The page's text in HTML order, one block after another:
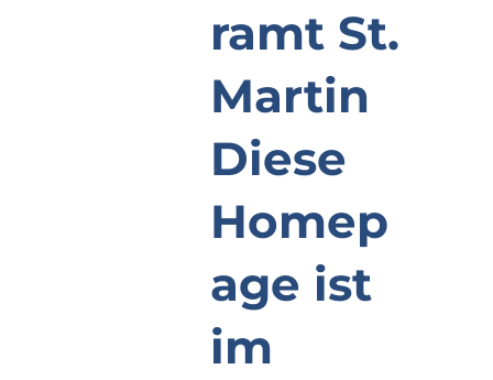
ramt St.
Martin
Diese
Homep
age ist
im